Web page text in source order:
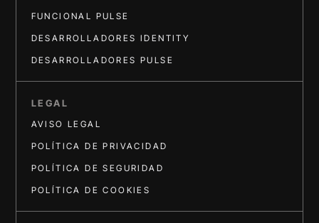
FUNCIONAL PULSE
DESARROLLADORES IDENTITY
DESARROLLADORES PULSE
LEGAL
AVISO LEGAL
POLÍTICA DE PRIVACIDAD
POLÍTICA DE SEGURIDAD
POLÍTICA DE COOKIES